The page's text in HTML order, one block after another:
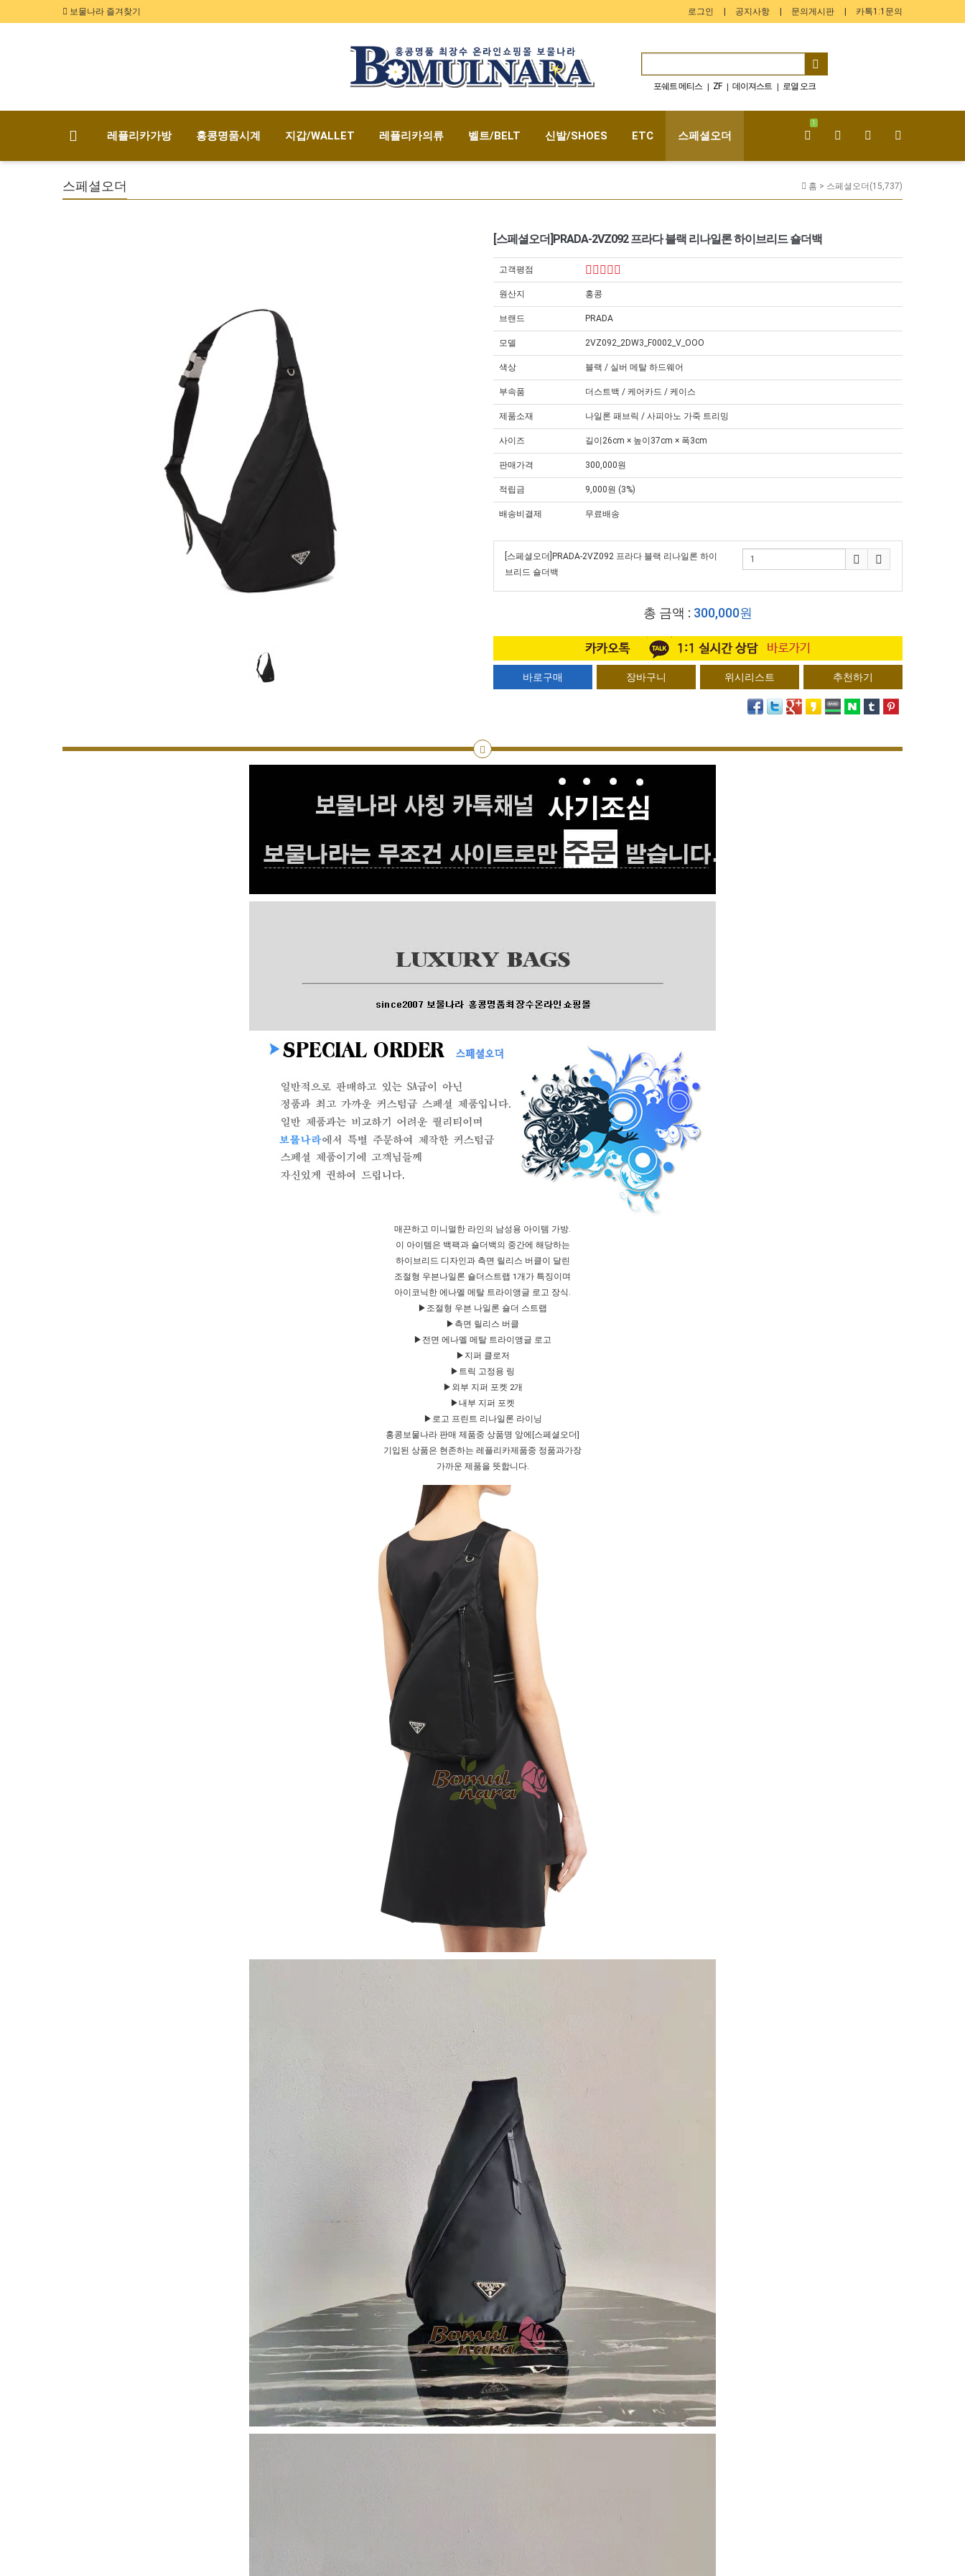
보물나라 즐겨찾기 로그인 공지사항 문의게시판 카톡1:1문의
포쉐트 메티스 | ZF | 데이져스트 | 로열 오크
1
레플리카가방 홍콩명품시계 지갑/WALLET 레플리카의류 벨트/BELT 신발/SHOES ETC 스페셜오더
홈 > 스페셜오더(15,737)
스페셜오더
[스페셜오더]PRADA-2VZ092 프라다 블랙 리나일론 하이브리드 숄더백
고객평점
원산지 홍콩
브랜드 PRADA
모델 2VZ092_2DW3_F0002_V_OOO
색상 블랙 / 실버 메탈 하드웨어
부속품 더스트백 / 케어카드 / 케이스
제품소재 나일론 패브릭 / 사피아노 가죽 트리밍
사이즈 길이26cm × 높이37cm × 폭3cm
판매가격 300,000원
적립금 9,000원 (3%)
배송비결제 무료배송
[스페셜오더]PRADA-2VZ092 프라다 블랙 리나일론 하이
브리드 숄더백
총 금액 : 300,000원
위시리스트 추천하기
매끈하고 미니멀한 라인의 남성용 아이템 가방.
이 아이템은 백팩과 숄더백의 중간에 해당하는
하이브리드 디자인과 측면 릴리스 버클이 달린
조절형 우븐나일론 숄더스트랩 1개가 특징이며
아이코닉한 에나멜 메탈 트라이앵글 로고 장식.
▶조절형 우븐 나일론 숄더 스트랩
▶측면 릴리스 버클
▶전면 에나멜 메탈 트라이앵글 로고
▶지퍼 클로저
▶트릭 고정용 링
▶외부 지퍼 포켓 2개
▶내부 지퍼 포켓
▶로고 프린트 리나일론 라이닝
홍콩보물나라 판매 제품중 상품명 앞에[스페셜오더]
기입된 상품은 현존하는 레플리카제품중 정품과가장
가까운 제품을 뜻합니다.